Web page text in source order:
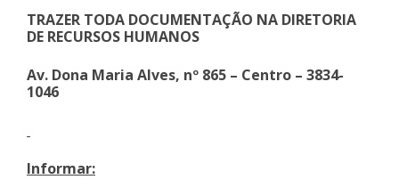
TRAZER TODA DOCUMENTAÇÃO NA DIRETORIA
DE RECURSOS HUMANOS
Av. Dona Maria Alves, nº 865 – Centro – 3834-
1046
Informar: